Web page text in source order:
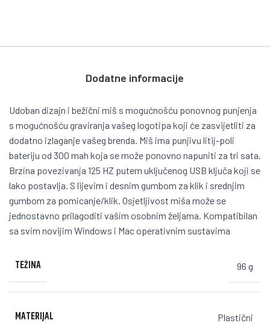
Dodatne informacije
Udoban dizajn i bežični miš s mogućnošću ponovnog punjenja
s mogućnošću graviranja vašeg logotipa koji će zasvijetliti za
dodatno izlaganje vašeg brenda. Miš ima punjivu litij-poli
bateriju od 300 mah koja se može ponovno napuniti za tri sata.
Brzina povezivanja 125 HZ putem uključenog USB ključa koji se
lako postavlja. S lijevim i desnim gumbom za klik i srednjim
gumbom za pomicanje/klik. Osjetljivost miša može se
jednostavno prilagoditi vašim osobnim željama. Kompatibilan
sa svim novijim Windows i Mac operativnim sustavima
TEŽINA 96 g
MATERIJAL Plastični